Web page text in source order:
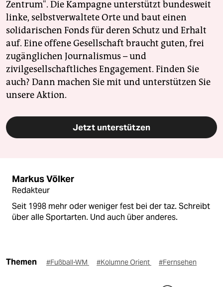
Zentrum". Die Kampagne unterstützt bundesweit
linke, selbstverwaltete Orte und baut einen
solidarischen Fonds für deren Schutz und Erhalt
auf. Eine offene Gesellschaft braucht guten, frei
zugänglichen Journalismus – und
zivilgesellschaftliches Engagement. Finden Sie
auch? Dann machen Sie mit und unterstützen Sie
unsere Aktion.
Jetzt unterstützen
Markus Völker
Redakteur
Seit 1998 mehr oder weniger fest bei der taz. Schreibt
über alle Sportarten. Und auch über anderes.
Themen #Fußball-WM #Kolumne Orient #Fernsehen